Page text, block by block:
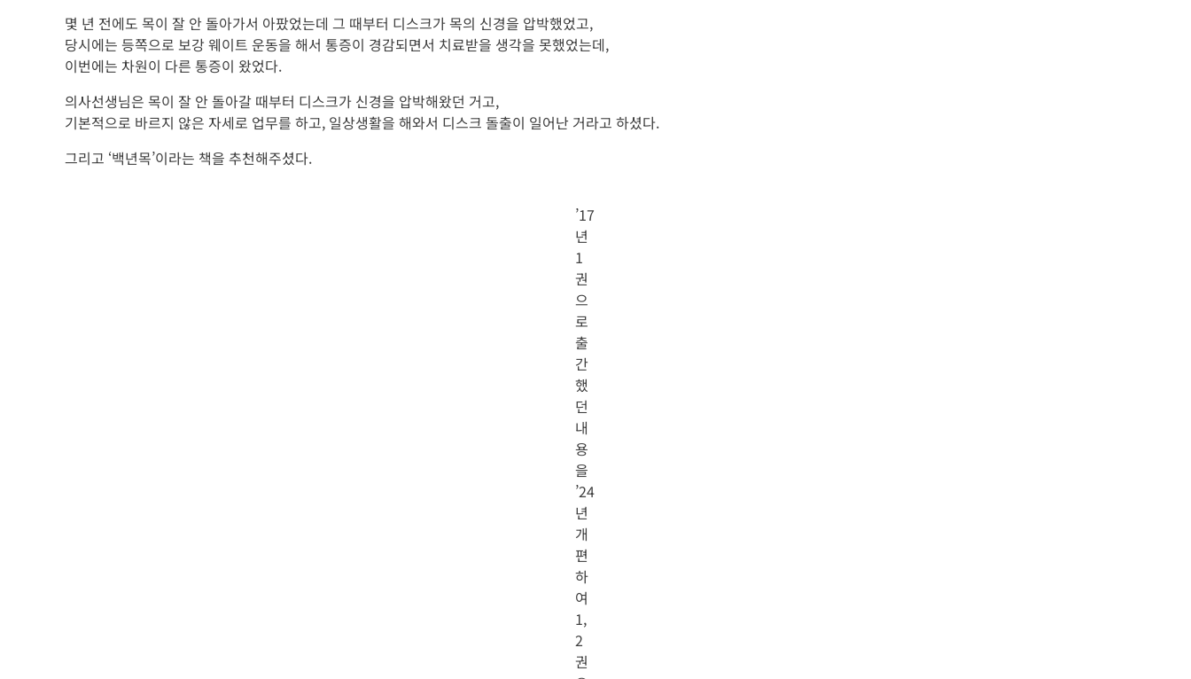
몇 년 전에도 목이 잘 안 돌아가서 아팠었는데 그 때부터 디스크가 목의 신경을 압박했었고,
당시에는 등쪽으로 보강 웨이트 운동을 해서 통증이 경감되면서 치료받을 생각을 못했었는데,
이번에는 차원이 다른 통증이 왔었다.
의사선생님은 목이 잘 안 돌아갈 때부터 디스크가 신경을 압박해왔던 거고,
기본적으로 바르지 않은 자세로 업무를 하고, 일상생활을 해와서 디스크 돌출이 일어난 거라고 하셨다.
그리고 ‘백년목’이라는 책을 추천해주셨다.
’17
년
1
권
으
로
출
간
했
던
내
용
을
’24
년
개
편
하
여
1,
2
권